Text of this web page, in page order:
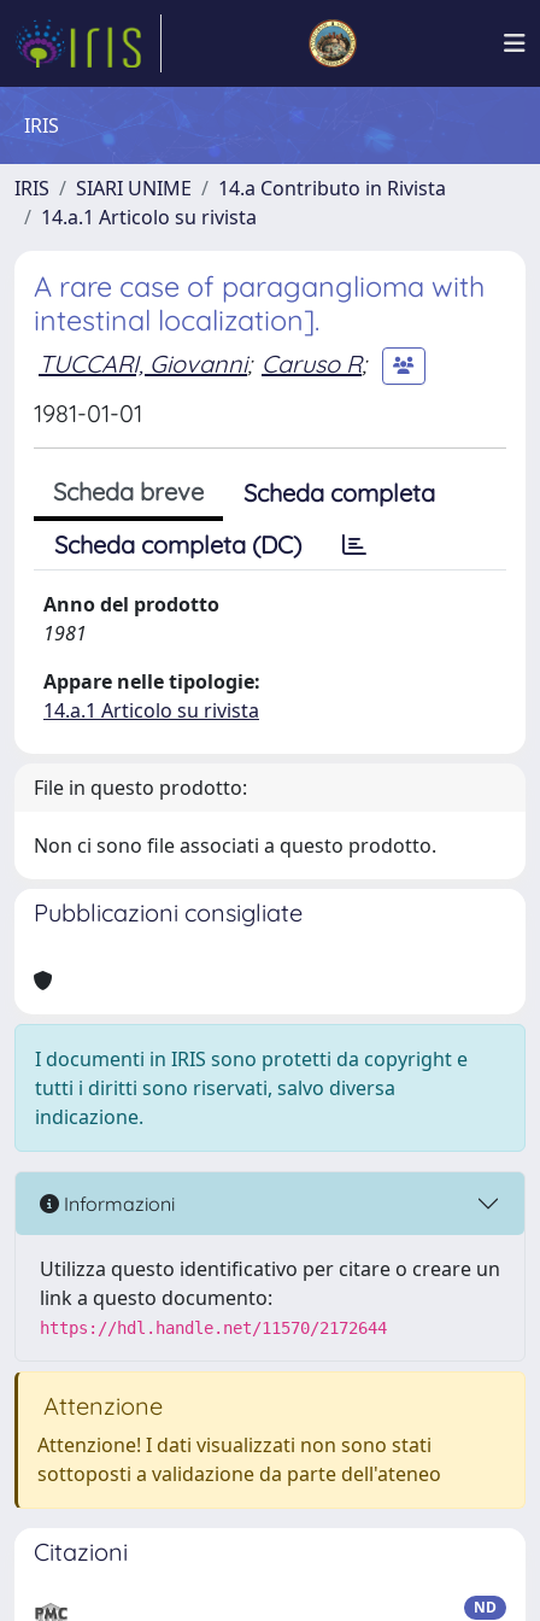
IRIS
IRIS SIARI UNIME
14.a Contributo in Rivista
14.a.1 Articolo su rivista
A rare case of paraganglioma with
intestinal localization].
TUCCARI, Giovanni; Caruso R;
1981-01-01
Scheda breve
Scheda completa
Scheda completa (DC)
Anno del prodotto
1981
Appare nelle tipologie:
14.a.1 Articolo su rivista
File in questo prodotto:
Non ci sono file associati a questo prodotto.
Pubblicazioni consigliate
I documenti in IRIS sono protetti da copyright e
tutti i diritti sono riservati, salvo diversa
indicazione.
Informazioni
Utilizza questo identificativo per citare o creare un
link a questo documento:
https://hdl.handle.net/11570/2172644
Attenzione
Attenzione! I dati visualizzati non sono stati
sottoposti a validazione da parte dell'ateneo
Citazioni
ND